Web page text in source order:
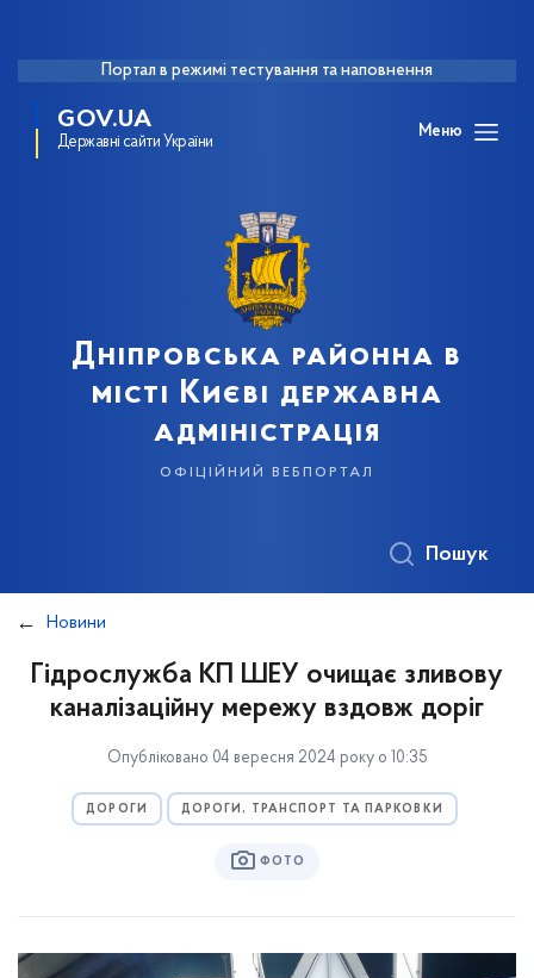
Портал в режимі тестування та наповнення
GOV.UA
Державні сайти України
Меню
Дніпровська районна в
місті Києві державна
адміністрація
офіційний вебпортал
Пошук
Новини
Гідрослужба КП ШЕУ очищає зливову
каналізаційну мережу вздовж доріг
Опубліковано 04 вересня 2024 року о 10:35
ДОРОГИ ДОРОГИ, ТРАНСПОРТ ТА ПАРКОВКИ
ФОТО